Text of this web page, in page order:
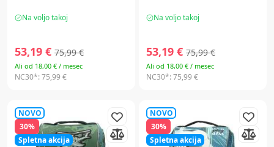
Na voljo takoj
53,19 € 75,99 €
Ali od 18,00 € / mesec
NC30*:75,99 €
Na voljo takoj
53,19 € 75,99 €
Ali od 18,00 € / mesec
NC30*:75,99 €
30%
Spletna akcija
NOVO
30%
Spletna akcija
NOVO